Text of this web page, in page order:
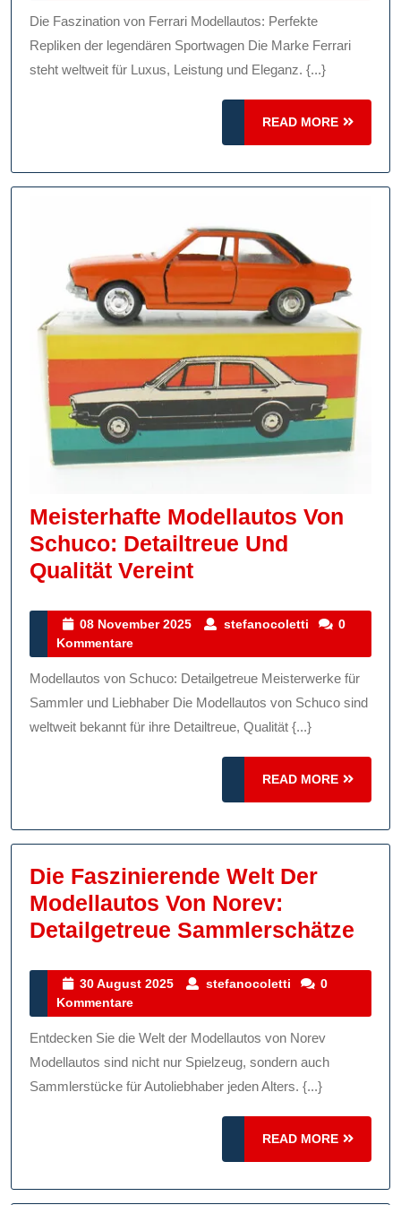
Der
2025
Die Faszination von Ferrari Modellautos: Perfekte
Repliken der legendären Sportwagen Die Marke Ferrari
steht weltweit für Luxus, Leistung und Eleganz. {...}
READ MORE
READ
MORE
Meisterhafte Modellautos Von
Schuco: Detailtreue Und
Qualität VereintMeisterhafte
Von
Detailtreue
Und
Qualität
Vereint
08 November 2025
08
2025
stefanocoletti stefanocoletti
0
Kommentare
Modellautos von Schuco: Detailgetreue Meisterwerke für
Sammler und Liebhaber Die Modellautos von Schuco sind
weltweit bekannt für ihre Detailtreue, Qualität {...}
READ MORE
READ
MORE
Die Faszinierende Welt Der
Modellautos Von Norev:
Detailgetreue Sammlerschätze
Der
30 August 2025
30
2025
stefanocoletti stefanocoletti
0
Kommentare
Entdecken Sie die Welt der Modellautos von Norev
Modellautos sind nicht nur Spielzeug, sondern auch
Sammlerstücke für Autoliebhaber jeden Alters. {...}
READ MORE
READ
MORE